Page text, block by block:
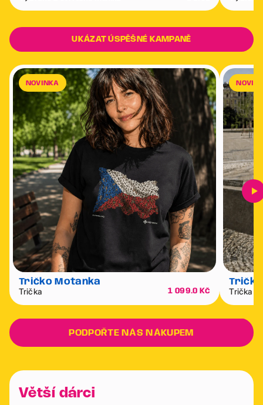
UKÁZAT ÚSPĚŠNÉ KAMPANĚ
NOVINKA
Tričko Motanka
Trička
1 099.0 Kč
Tričko
Trička
PODPOŘTE NÁS NÁKUPEM
Větší dárci